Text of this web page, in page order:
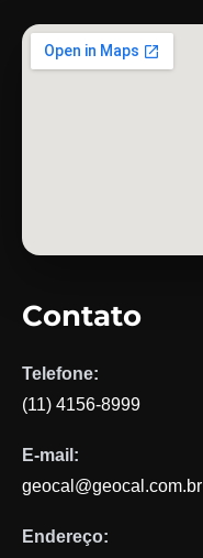
Contato
Telefone:
(11) 4156-8999
E-mail:
geocal@geocal.com.br
Endereço: